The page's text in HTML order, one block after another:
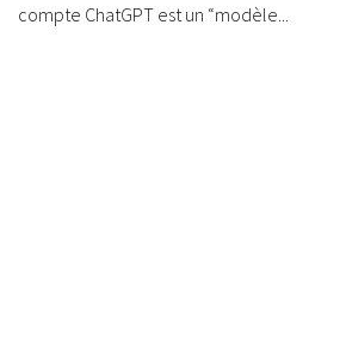
compte ChatGPT est un “modèle...